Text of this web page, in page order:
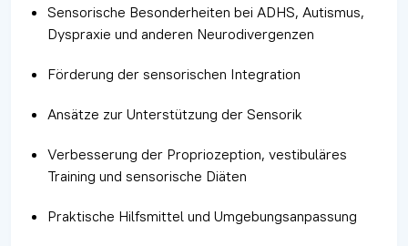
Sensorische Besonderheiten bei ADHS, Autismus,
Dyspraxie und anderen Neurodivergenzen
Förderung der sensorischen Integration
Ansätze zur Unterstützung der Sensorik
Verbesserung der Propriozeption, vestibuläres
Training und sensorische Diäten
Praktische Hilfsmittel und Umgebungsanpassung